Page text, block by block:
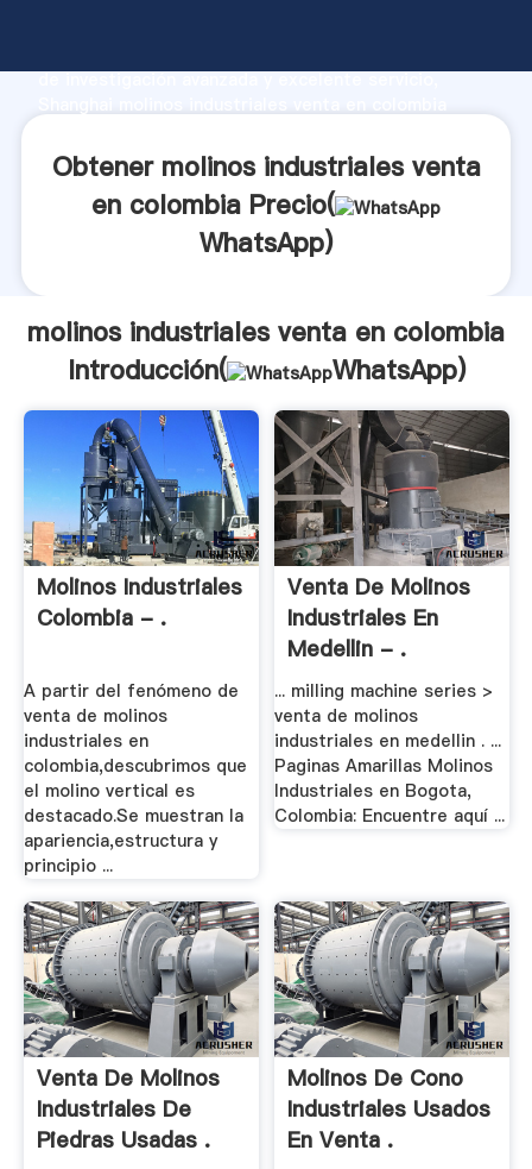
de investigación avanzada y excelente servicio,
clientes.
Obtener molinos industriales venta
en colombia Precio(
WhatsApp)
molinos industriales venta en colombia
Introducción(
WhatsApp)
Molinos Industriales
Colombia - .
A partir del fenómeno de
venta de molinos
industriales en
colombia,descubrimos que
el molino vertical es
destacado.Se muestran la
apariencia,estructura y
principio ...
Venta De Molinos
Industriales En
Medellin - .
... milling machine series >
venta de molinos
industriales en medellin . ...
Paginas Amarillas Molinos
Industriales en Bogota,
Colombia: Encuentre aquí ...
Venta De Molinos
Industriales De
Piedras Usadas .
Molinos De Cono
Industriales Usados
En Venta .